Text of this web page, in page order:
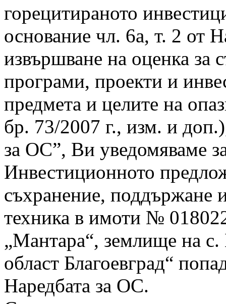
горецитираното
основание чл. 6а, т. 2 от
извършване на оценка за
програми, проекти и
предмета и целите на
бр. 73/2007 г., изм. и
за ОС”, Ви уведомяваме
Инвестиционното
съхранение, поддържане
техника в имоти №
„Мантара“, землище на
област Благоевград“
Наредбата за ОС.